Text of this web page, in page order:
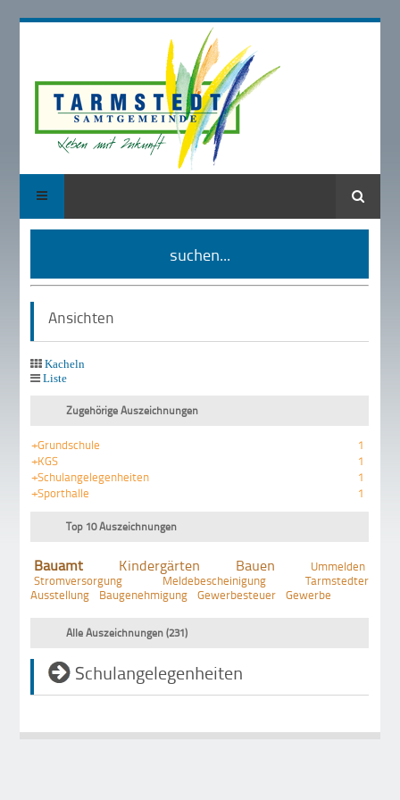
Suche
suchen...
Ansichten
Kacheln
Liste
Zugehörige Auszeichnungen
+Grundschule
1
+KGS
1
+Schulangelegenheiten
1
+Sporthalle
1
Top 10 Auszeichnungen
Bauamt Kindergärten Bauen
Ummelden
Stromversorgung
Meldebescheinigung
Tarmstedter
Ausstellung
Baugenehmigung Gewerbesteuer Gewerbe
Alle Auszeichnungen (231)
Schulangelegenheiten